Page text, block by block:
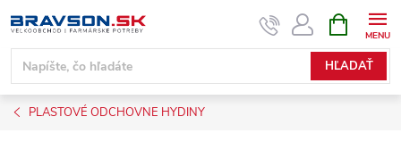
na
obsah
HĽADAŤ
KOŠÍK
PLASTOVÉ ODCHOVNE HYDINY